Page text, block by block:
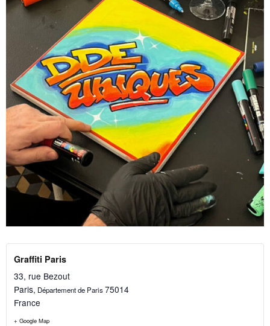
Graffiti Paris
33, rue Bezout
Paris, Département de Paris75014
France
+ Google Map